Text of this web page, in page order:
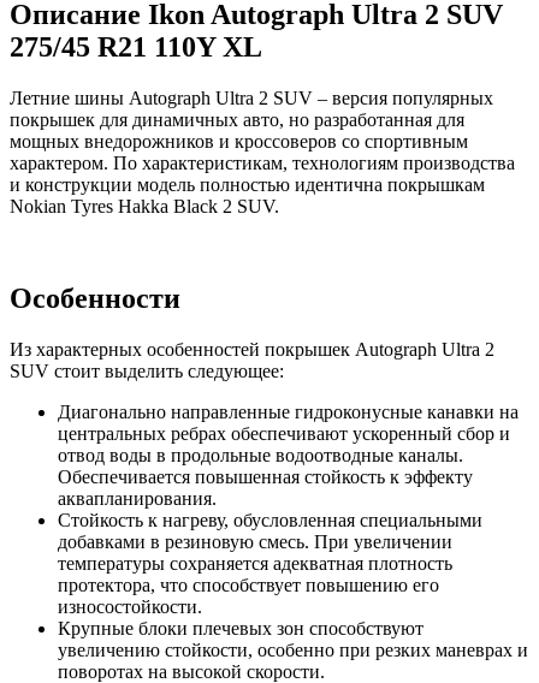
Описание Ikon Autograph Ultra 2 SUV
275/45 R21 110Y XL
Летние шины Autograph Ultra 2 SUV – версия популярных
покрышек для динамичных авто, но разработанная для
мощных внедорожников и кроссоверов со спортивным
характером. По характеристикам, технологиям производства
и конструкции модель полностью идентична покрышкам
Nokian Tyres Hakka Black 2 SUV.
Особенности
Из характерных особенностей покрышек Autograph Ultra 2
SUV стоит выделить следующее:
Диагонально направленные гидроконусные канавки на
центральных ребрах обеспечивают ускоренный сбор и
отвод воды в продольные водоотводные каналы.
Обеспечивается повышенная стойкость к эффекту
аквапланирования.
Стойкость к нагреву, обусловленная специальными
добавками в резиновую смесь. При увеличении
температуры сохраняется адекватная плотность
протектора, что способствует повышению его
износостойкости.
Крупные блоки плечевых зон способствуют
увеличению стойкости, особенно при резких маневрах и
поворотах на высокой скорости.